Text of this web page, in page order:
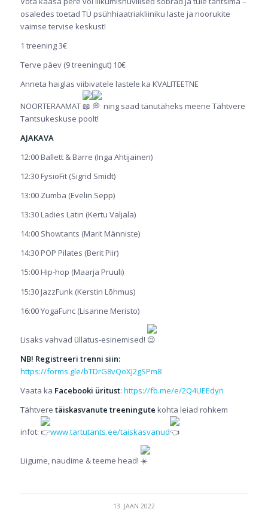
osaledes toetad TÜ psühhiaatriakliiniku laste ja noorukite
vaimse tervise keskust!
1 treening 3€
Terve päev (9 treeningut) 10€
Anneta haiglas viibivatele lastele ka KVALITEETNE
NOORTERAAMAT
ning saad tänutäheks meene Tähtvere
Tantsukeskuse poolt!
AJAKAVA
12:00 Ballett & Barre (Inga Ahtijainen)
12:30 FysioFit (Sigrid Smidt)
13:00 Zumba (Evelin Sepp)
13:30 Ladies Latin (Kertu Valjala)
14:00 Showtants (Marit Männiste)
14:30 POP Pilates (Berit Piir)
15:00 Hip-hop (Maarja Pruuli)
15:30 JazzFunk (Kerstin Lõhmus)
16:00 YogaFunc (Lisanne Meristo)
Lisaks vahvad üllatus-esinemised!
NB! Registreeri trenni siin:
https://forms.gle/bTDrG8vQoXJ2gSPm8
Vaata ka Facebooki üritust: https://fb.me/e/2Q4UEEdyn
Tähtvere täiskasvanute treeningute kohta leiad rohkem
infot: www.tartutants.ee/taiskasvanud
Liigume, naudime & teeme head!
13. JAAN 2022